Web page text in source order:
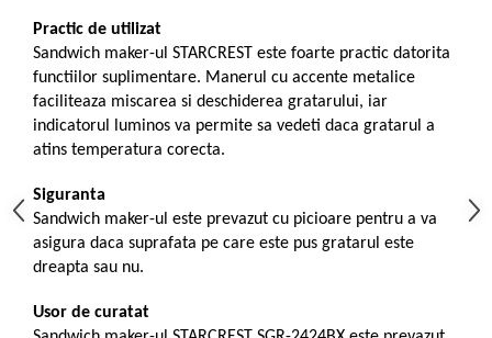
Aparate de ras electrice
Aparate de tuns
Aparate faciale
Aspiratoare
Aspiratoare de geamuri
Cuptoare cu microunde
Cuptoare electrice
Cântare corporale
Ingrijire locuinta
Practic de utilizat
Sandwich maker-ul STARCREST este foarte practic datorita
functiilor suplimentare. Manerul cu accente metalice
faciliteaza miscarea si deschiderea gratarului, iar
indicatorul luminos va permite sa vedeti daca gratarul a
atins temperatura corecta.
Siguranta
Sandwich maker-ul este prevazut cu picioare pentru a va
asigura daca suprafata pe care este pus gratarul este
dreapta sau nu.
Usor de curatat